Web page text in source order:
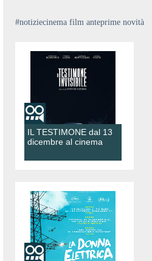
#notiziecinema film anteprime novità
IL TESTIMONE dal 13
dicembre al cinema